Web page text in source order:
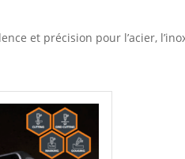
et précision pour l’acier,